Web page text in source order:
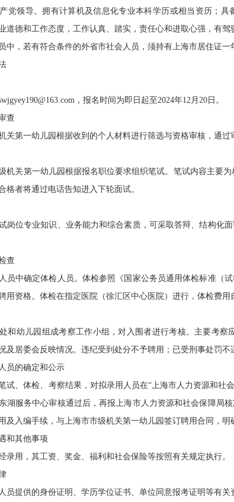
领导。拥有计算机及信息化专业本科学历或相当资历；具
道德和工作态度，工作认真、踏实，责任心和进取心强，有驾
，若有符合条件的外省市社会人员，须持有上海市居住证一
，报名时间为即日起至2024年12月20日。
查
第一幼儿园根据收到的个人材料进行筛选与资格审核，通过
关第一幼儿园根据报名职位要求组织笔试。笔试内容主要为
格者将通过电话告知进入下轮面试。
位专业知识、业务能力和综合素质，可采取答辩、结构化面
查
中确定体检人员。体检参照《国家公务员通用体检标准（试
用资格。体检在指定医院（徐汇区中心医院）进行，体检费用
幼儿园组成考察工作小组，对入围者进行考核。主要考察
及居委会反映情况。违纪受到处分不予聘用；已受刑事处罚不
的确定和公示
、体检、考察结果，对拟录用人员在“上海市人力资源和社
湖服务中心审核通过后，再报上海市人力资源和社会保障局
及入编手续，与上海市市级机关第一幼儿园签订聘用合同，明
其他事项
用，其工资、奖金、福利和社会保险等按照有关规定执行。
提供的身份证明、学历学位证书、单位同意报考证明等有关